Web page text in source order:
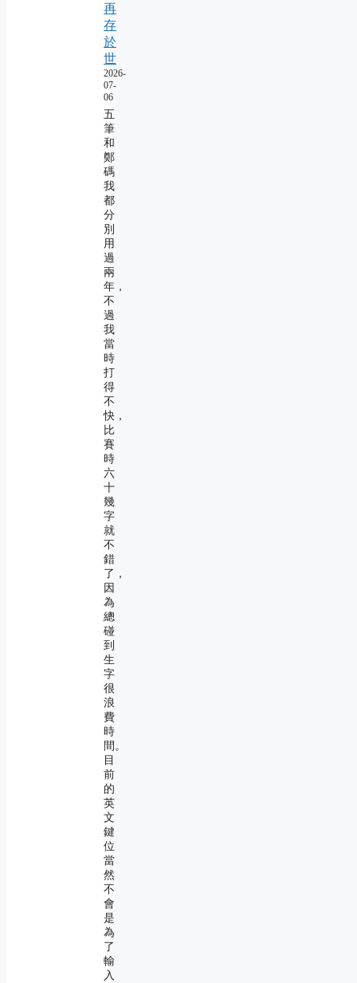
再
存
於
世
2026-
07-
06
五
筆
和
鄭
碼
我
都
分
別
用
過
兩
年，
不
過
我
當
時
打
得
不
快，
比
賽
時
六
十
幾
字
就
不
錯
了，
因
為
總
碰
到
生
字
很
浪
費
時
間。
目
前
的
英
文
鍵
位
當
然
不
會
是
為
了
輸
入